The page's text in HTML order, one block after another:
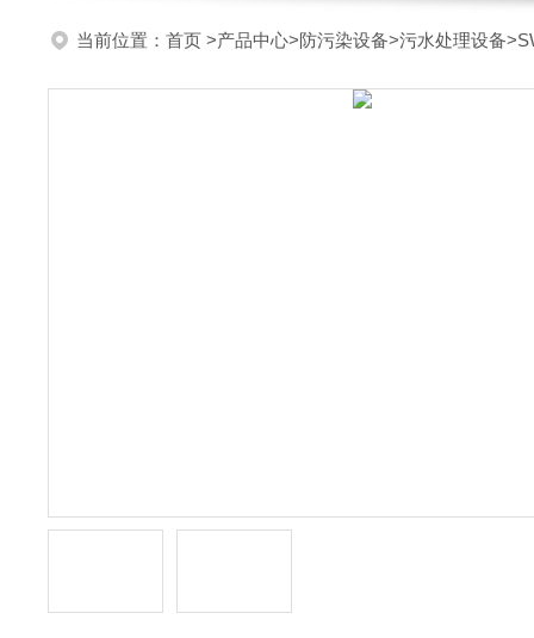
当前位置： 首页 >产品中心>防污染设备>污水处理设备